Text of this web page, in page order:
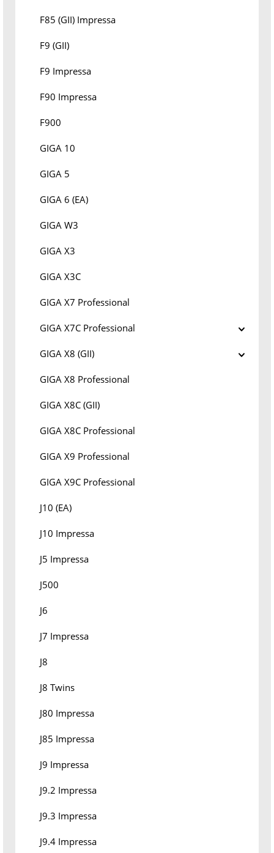
F85 (GII) Impressa
F9 (GII)
F9 Impressa
F90 Impressa
F900
GIGA 10
GIGA 5
GIGA 6 (EA)
GIGA W3
GIGA X3
GIGA X3C
GIGA X7 Professional
GIGA X7C Professional
GIGA X8 (GII)
GIGA X8 Professional
GIGA X8C (GII)
GIGA X8C Professional
GIGA X9 Professional
GIGA X9C Professional
J10 (EA)
J10 Impressa
J5 Impressa
J500
J6
J7 Impressa
J8
J8 Twins
J80 Impressa
J85 Impressa
J9 Impressa
J9.2 Impressa
J9.3 Impressa
J9.4 Impressa